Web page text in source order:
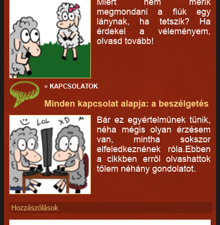
megmondani a fiúk egy
lánynak, ha tetszik? Ha
érdekel a véleményem,
olvasd tovább!
» KAPCSOLATOK
Minden kapcsolat alapja: a beszélgetés
Bár ez egyértelműnek tűnik,
néha mégis olyan érzésem
van, mintha sokszor
elfeledkeznének róla.Ebben
a cikkben erről olvashattok
tőlem néhány gondolatot.
Hozzászólások